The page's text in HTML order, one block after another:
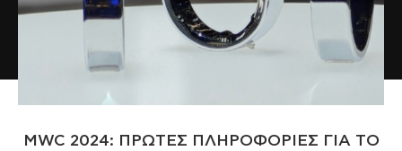
MWC 2024: ΠΡΩΤΕΣ ΠΛΗΡΟΦΟΡΙΕΣ ΓΙΑ ΤΟ